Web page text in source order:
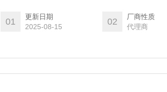
01
更新日期
2025-08-15
02
厂商性质
代理商